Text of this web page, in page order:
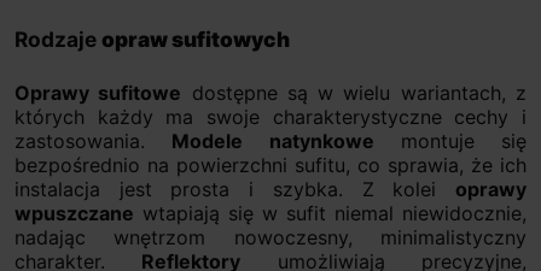
Rodzajeopraw sufitowych
Oprawy sufitowe dostępne są w wielu wariantach, z
których każdy ma swoje charakterystyczne cechy i
zastosowania. Modele natynkowe montuje się
bezpośrednio na powierzchni sufitu, co sprawia, że ich
instalacja jest prosta i szybka. Z kolei oprawy
wpuszczane wtapiają się w sufit niemal niewidocznie,
nadając wnętrzom nowoczesny, minimalistyczny
charakter. Reflektory umożliwiają precyzyjne,